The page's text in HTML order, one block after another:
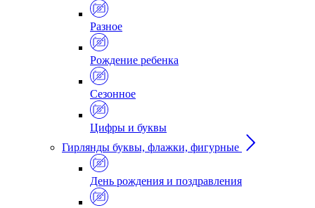
Разное
Рождение ребенка
Сезонное
Цифры и буквы
Гирлянды буквы, флажки, фигурные
День рождения и поздравления